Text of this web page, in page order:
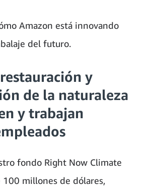
Amazon está innovando
del futuro.
y
de la naturaleza
y trabajan
fondo Right Now Climate
100 millones de dólares,